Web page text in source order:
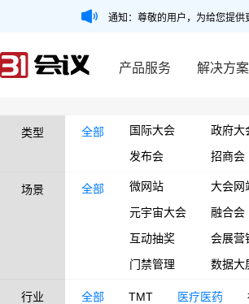
通知：尊敬的用户，为给您提
产品服务 解决方案
类型 全部 国际大会 政府大
发布会
招商会
场景 全部 微网站 大会网
元宇宙大会
融合会
互动抽奖
会展营
门禁管理
数据大
行业 全部 TMT 医疗医药